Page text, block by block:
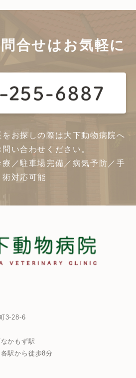
合せは お気軽に
お探しの際は大下動物病院へ
い合わせください。
／駐車場完備／病気予防／手
術対応可能
3-28-6
かもず駅
各駅から徒歩8分